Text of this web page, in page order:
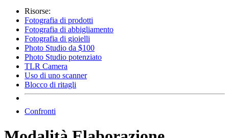
Risorse:
Fotografia di prodotti
Fotografia di abbigliamento
Fotografia di gioielli
Photo Studio da $100
Photo Studio potenziato
TLR Camera
Uso di uno scanner
Blocco di ritagli
Confronti